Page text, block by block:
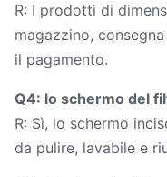
R: I prodotti di
magazzino,
il pagamento.
Q4: lo schermo del
R: Sì, lo schermo
da pulire, lavabile e